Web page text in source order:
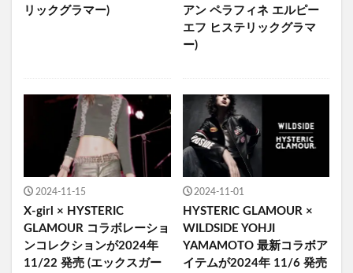
リックグラマー)
アン ペラフィネ エルピー
エフ ヒステリックグラマ
ー)
2024-11-15
X-girl × HYSTERIC
GLAMOUR コラボレーショ
ンコレクションが2024年
11/22 発売 (エックスガー
2024-11-01
HYSTERIC GLAMOUR ×
WILDSIDE YOHJI
YAMAMOTO 最新コラボア
イテムが2024年 11/6 発売